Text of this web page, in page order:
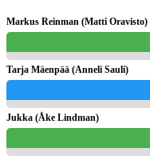
Markus Reinman (Matti Oravisto)
Tarja Mäenpää (Anneli Sauli)
Jukka (Åke Lindman)